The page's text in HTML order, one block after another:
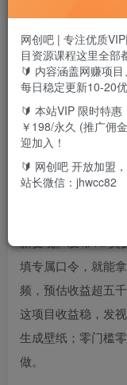
项目介绍
今天给大家带来个
日轻松变现 5000+
抖音正扶持 AI 壁
新变现。发布 AI 美
填专属口令，就能
频，预估收益超五
这项目收益稳，发
生成壁纸；零门槛
做。
网创吧 | 专注优质
目资源课程这里全部
🔰 内容涵盖网赚项
每日稳定更新10-20
🔰 本站VIP 限时特
￥198/永久 (推广佣
迎加入！
🔰 网创吧 开放加盟
站长微信：jhwcc82